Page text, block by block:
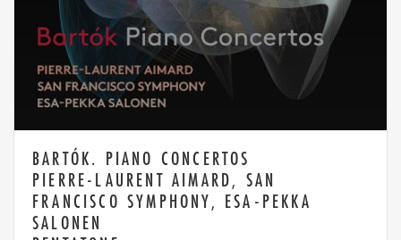
BARTÓK. PIANO CONCERTOS
PIERRE-LAURENT AIMARD, SAN
FRANCISCO SYMPHONY, ESA-PEKKA
SALONEN